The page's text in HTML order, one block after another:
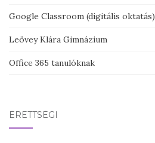
Google Classroom (digitális oktatás)
Leövey Klára Gimnázium
Office 365 tanulóknak
ÉRETTSÉGI